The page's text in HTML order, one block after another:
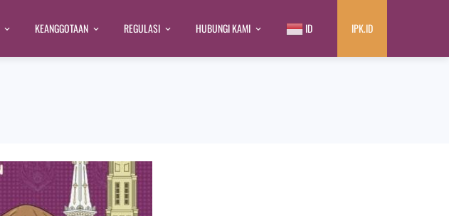
KEANGGOTAAN REGULASI HUBUNGI KAMI ID IPK.ID